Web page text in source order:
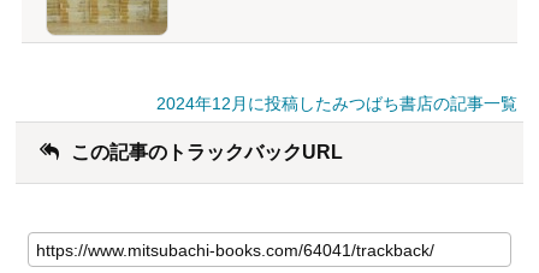
2024年12月に投稿したみつばち書店の記事一覧
この記事のトラックバックURL